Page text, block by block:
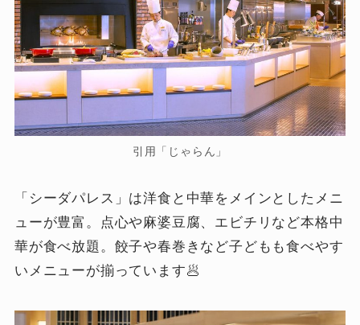
引用「じゃらん」
「シーダパレス」は洋食と中華をメインとしたメニ
ューが豊富。点心や麻婆豆腐、エビチリなど本格中
華が食べ放題。餃子や春巻きなど子どもも食べやす
いメニューが揃っています🥟